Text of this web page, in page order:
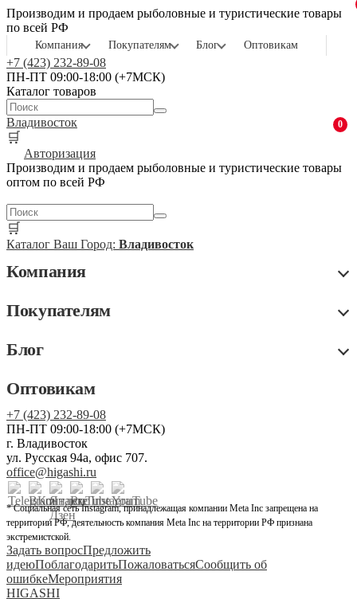
Производим и продаем рыболовные и туристические товары
по всей РФ
Компания Покупателям Блог Оптовикам
+7 (423) 232-89-08
ПН-ПТ 09:00-18:00 (+7МСК)
Каталог товаров
Владивосток
🛒
0
Авторизация
Производим и продаем рыболовные и туристические товары
оптом по всей РФ
🛒
Каталог Ваш Город: Владивосток
Компания
Покупателям
Блог
Оптовикам
+7 (423) 232-89-08
ПН-ПТ 09:00-18:00 (+7МСК)
г. Владивосток
ул. Русская 94а, офис 707.
office@higashi.ru
* Социальная сеть Instagram, принадлежащая компании Meta Inc запрещена на
территории РФ, деятельность компания Meta Inc на территории РФ признана
экстремистской.
Задать вопросПредложить
идеюПоблагодаритьПожаловатьсяСообщить об
ошибкеМероприятия
HIGASHI